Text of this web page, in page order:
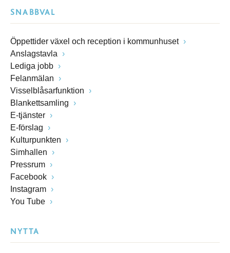
SNABBVAL
Öppettider växel och reception i kommunhuset
Anslagstavla
Lediga jobb
Felanmälan
Visselblåsarfunktion
Blankettsamling
E-tjänster
E-förslag
Kulturpunkten
Simhallen
Pressrum
Facebook
Instagram
You Tube
NYTTA